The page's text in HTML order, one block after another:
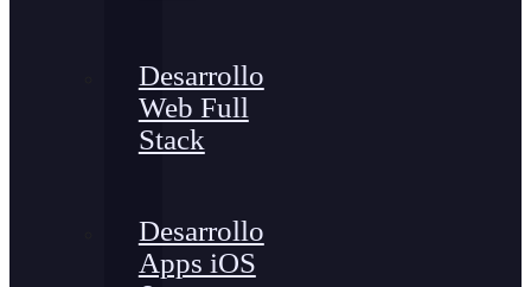
Desarrollo
Web Full
Stack
Desarrollo
Apps iOS